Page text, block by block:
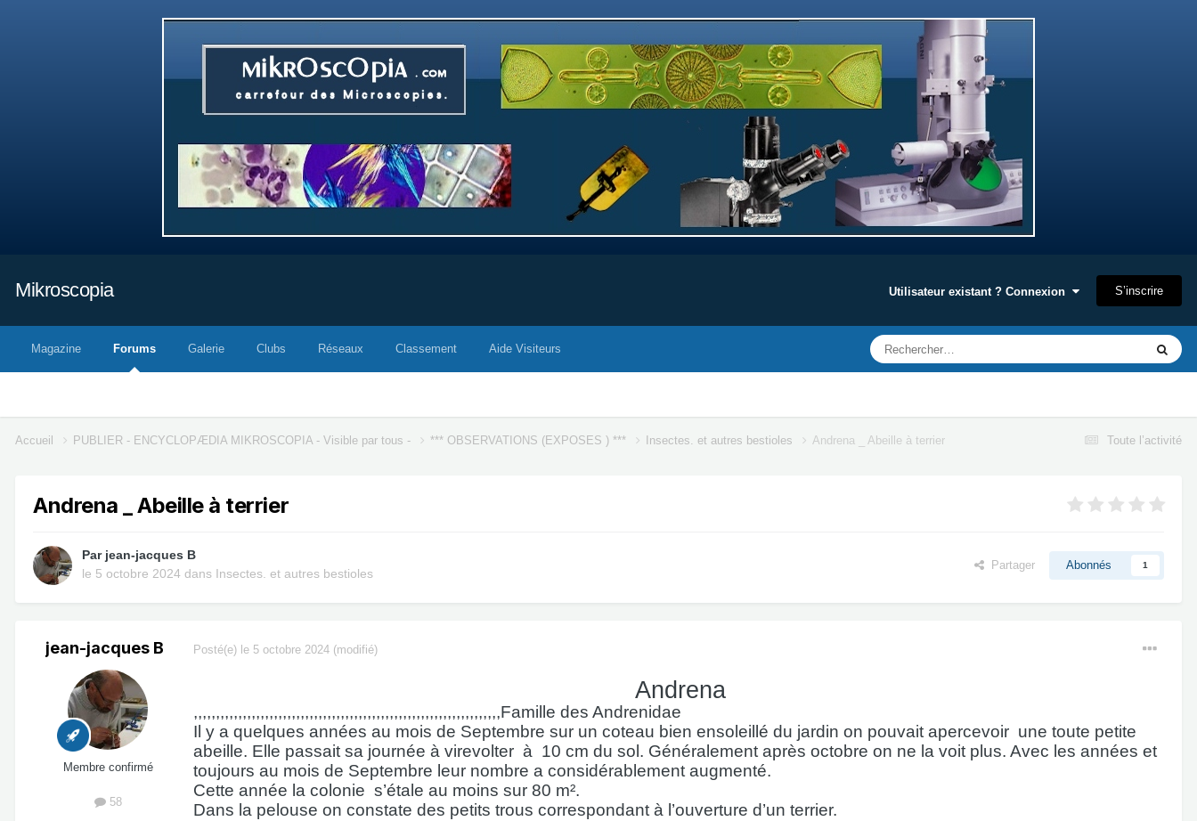
Mikroscopia Utilisateur existant ? Connexion S’inscrire
Magazine Forums Galerie Clubs Réseaux Classement Aide Visiteurs
Toute l’activité
Accueil PUBLIER - ENCYCLOPÆDIA MIKROSCOPIA - Visible par tous - *** OBSERVATIONS (EXPOSES ) *** Insectes. et autres bestioles Andrena _ Abeille à terrier
Andrena _ Abeille à terrier
Par jean-jacques B
le 5 octobre 2024 dans Insectes. et autres bestioles
Partager Abonnés 1
jean-jacques B
Membre confirmé
58
Posté(e) le 5 octobre 2024 (modifié)
Andrena
,,,,,,,,,,,,,,,,,,,,,,,,,,,,,,,,,,,,,,,,,,,,,,,,,,,,,,,,,,,,,,,,,,,,,Famille des Andrenidae
Il y a quelques années au mois de Septembre sur un coteau bien ensoleillé du jardin on pouvait apercevoir une toute petite
abeille. Elle passait sa journée à virevolter à 10 cm du sol. Généralement après octobre on ne la voit plus. Avec les années et
toujours au mois de Septembre leur nombre a considérablement augmenté.
Cette année la colonie s’étale au moins sur 80 m².
Dans la pelouse on constate des petits trous correspondant à l’ouverture d’un terrier.